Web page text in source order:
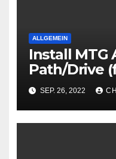
ALLGEMEIN
Install MTG
Path/Drive
SEP. 26, 2022